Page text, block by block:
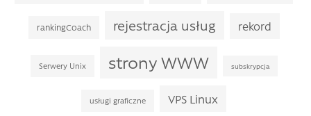
rankingCoach rejestracja usług rekord
Serwery Unix strony WWW subskrypcja
usługi graficzne VPS Linux